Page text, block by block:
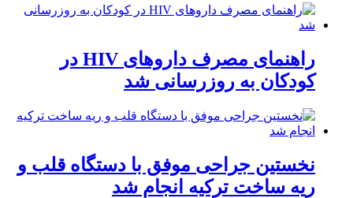
راهنمای مصرف داروهای HIV در
کودکان به روزرسانی شد
نخستین جراحی موفق با دستگاه قلب و
ریه ساخت ترکیه انجام شد